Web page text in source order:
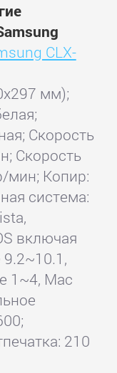
CLX-
мм);
Скорость
Скорость
мин; Копир:
система:
включая
9.2~10.1,
1~4, Mac
210